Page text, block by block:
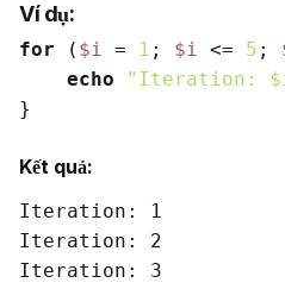
Ví dụ:
for ( $i = 1 ; $i <= 5 ;
echo
"Iteration:
Kết quả:
Iteration: 1
Iteration: 2
Iteration: 3